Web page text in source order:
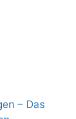
– Das